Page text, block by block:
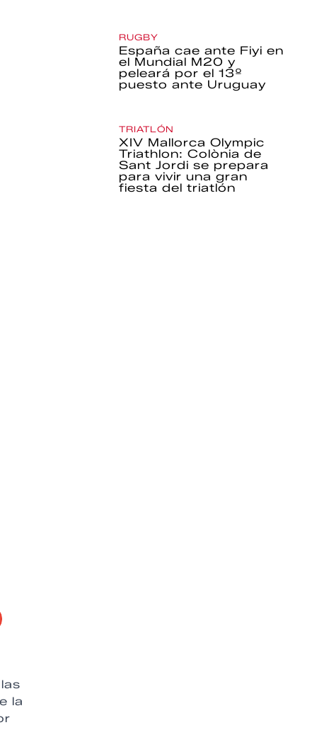
la
RUGBY
España cae ante Fiyi en
el Mundial M20 y
peleará por el 13º
puesto ante Uruguay
TRIATLÓN
XIV Mallorca Olympic
Triathlon: Colònia de
Sant Jordi se prepara
para vivir una gran
fiesta del triatlón